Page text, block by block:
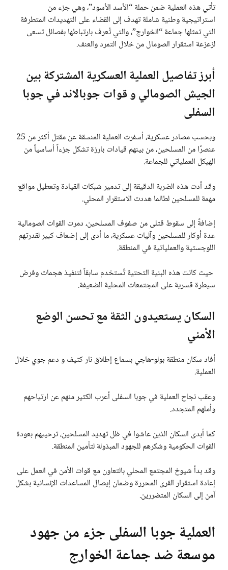
تأتي هذه العملية ضمن حملة “الأسد الأسود”، وهي جزء من
استراتيجية وطنية شاملة تهدف إلى القضاء على التهديدات المتطرفة
التي تمثلها جماعة “الخوارج”، والتي تُعرف بارتباطها بفصائل تسعى
لزعزعة استقرار الصومال من خلال التمرد والعنف.
أبرز تفاصيل العملية العسكرية المشتركة بين
الجيش الصومالي و قوات جوبالاند في جوبا
السفلى
وبحسب مصادر عسكرية، أسفرت العملية المنسقة عن مقتل أكثر من 25
عنصرًا من المسلحين، من بينهم قيادات بارزة تشكل جزءاً أساسياً من
الهيكل العملياتي للجماعة.
وقد أدت هذه الضربة الدقيقة إلى تدمير شبكات القيادة وتعطيل مواقع
مهمة للمسلحين لطالما هددت الاستقرار المحلي.
إضافةً إلى سقوط قتلى من صفوف المسلحين، دمرت القوات الصومالية
عدة أوكار للمسلحين وآليات عسكرية، ما أدى إلى إضعاف كبير لقدرتهم
اللوجستية والعملياتية في المنطقة.
حيث كانت هذه البنية التحتية تُستخدم سابقاً لتنفيذ هجمات وفرض
سيطرة قسرية على المجتمعات المحلية الضعيفة.
السكان يستعيدون الثقة مع تحسن الوضع
الأمني
أفاد سكان منطقة بولو-هاجي بسماع إطلاق نار كثيف و دعم جوي خلال
العملية.
وعقب نجاح العملية في جوبا السفلى أعرب الكثير منهم عن ارتياحهم
وأملهم المتجدد.
كما أبدى السكان الذين عاشوا في ظل تهديد المسلحين، ترحيبهم بعودة
القوات الحكومية وشكرهم للجهود المبذولة لتأمين المنطقة.
وقد بدأ شيوخ المجتمع المحلي بالتعاون مع قوات الأمن في العمل على
إعادة استقرار القرى المحررة وضمان إيصال المساعدات الإنسانية بشكل
آمن إلى السكان المتضررين.
العملية جوبا السفلى جزء من جهود
موسعة ضد جماعة الخوارج